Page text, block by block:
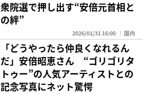
衆院選で押し出す“安倍元首相と
の絆”
2026/01/31 16:00 国内
「どうやったら仲良くなれるん
だ」安倍昭恵さん “ゴリゴリタ
トゥー”の人気アーティストとの
記念写真にネット驚愕